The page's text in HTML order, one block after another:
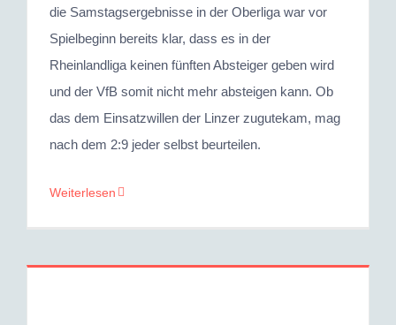
die Samstagsergebnisse in der Oberliga war vor
Spielbeginn bereits klar, dass es in der
Rheinlandliga keinen fünften Absteiger geben wird
und der VfB somit nicht mehr absteigen kann. Ob
das dem Einsatzwillen der Linzer zugutekam, mag
nach dem 2:9 jeder selbst beurteilen.
Weiterlesen